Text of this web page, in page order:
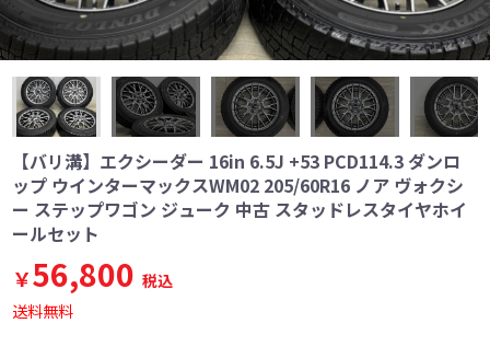
【バリ溝】エクシーダー 16in 6.5J +53 PCD114.3 ダンロ
ップ ウインターマックスWM02 205/60R16 ノア ヴォクシ
ー ステップワゴン ジューク 中古 スタッドレスタイヤホイ
ールセット
￥56,800 税込
送料無料